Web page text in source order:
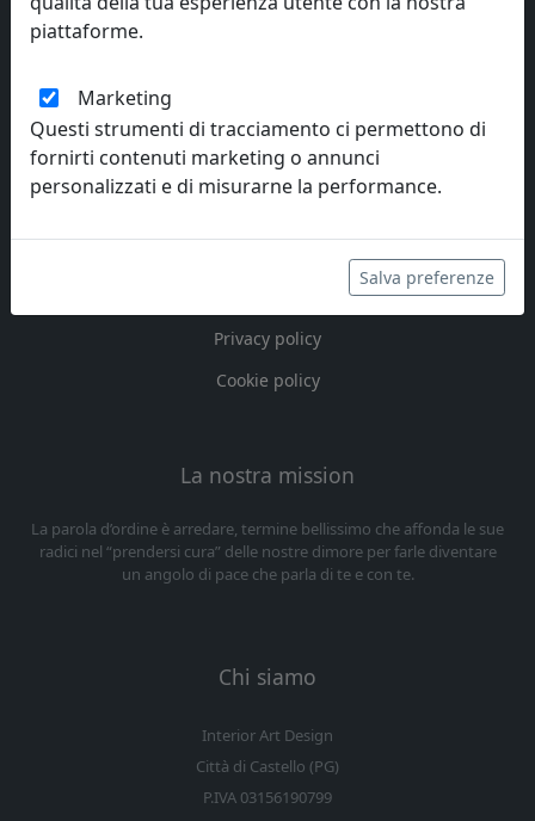
piattaforme.
Marketing
Questi strumenti di tracciamento ci permettono di
fornirti contenuti marketing o annunci
personalizzati e di misurarne la performance.
Salva preferenze
Vendita online di complementi d'arredo dei principali brands italiani
e opere d'arte di artisti contemporanei. Offerte a tempo, coupon di
benvenuto per gli utenti registrati.
Privacy e Cookie
Privacy policy
Cookie policy
La nostra mission
La parola d’ordine è arredare, termine bellissimo che affonda le sue
radici nel “prendersi cura” delle nostre dimore per farle diventare
un angolo di pace che parla di te e con te.
Chi siamo
Interior Art Design
Città di Castello (PG)
P.IVA 03156190799